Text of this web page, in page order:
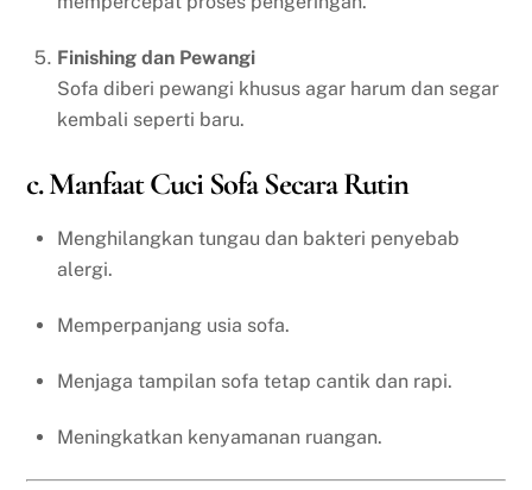
Finishing dan Pewangi
Sofa diberi pewangi khusus agar harum dan segar
kembali seperti baru.
c. Manfaat Cuci Sofa Secara Rutin
Menghilangkan tungau dan bakteri penyebab
alergi.
Memperpanjang usia sofa.
Menjaga tampilan sofa tetap cantik dan rapi.
Meningkatkan kenyamanan ruangan.